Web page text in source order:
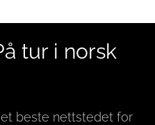
tur i norsk
beste nettstedet for